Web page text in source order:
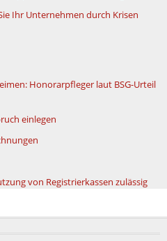
Ihr Unternehmen durch Krisen
Honorarpfleger laut BSG-Urteil
einlegen
von Registrierkassen zulässig